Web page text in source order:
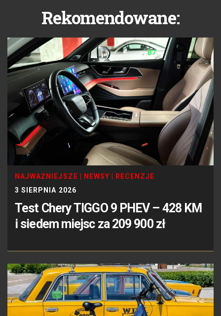
Rekomendowane:
NAJWAŻNIEJSZE NEWSY
RECENZJE
3 SIERPNIA 2026
Test Chery TIGGO 9 PHEV – 428 KM
i siedem miejsc za 209 900 zł